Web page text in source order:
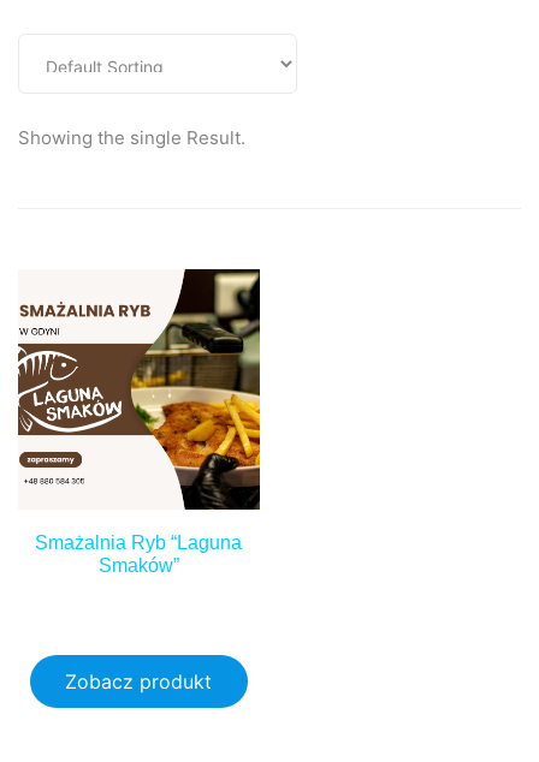
Showing the single Result.
Smażalnia Ryb “Laguna
Smaków”
15.00zł
Zobacz produkt